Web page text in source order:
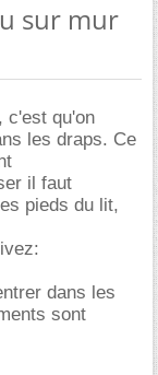
sur mur
c'est qu'on
les draps. Ce
il faut
pieds du lit,
dans les
sont